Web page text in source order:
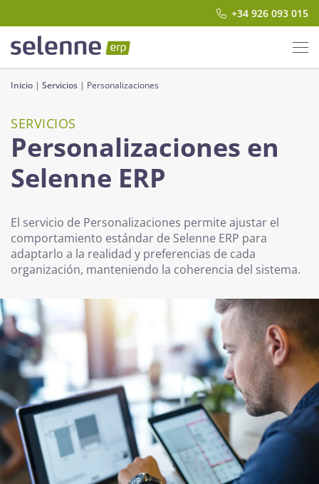
+34 926 093 015
Inicio | Servicios | Personalizaciones
SERVICIOS
Personalizaciones en
Selenne ERP
El servicio de Personalizaciones permite ajustar el
comportamiento estándar de Selenne ERP para
adaptarlo a la realidad y preferencias de cada
organización, manteniendo la coherencia del sistema.